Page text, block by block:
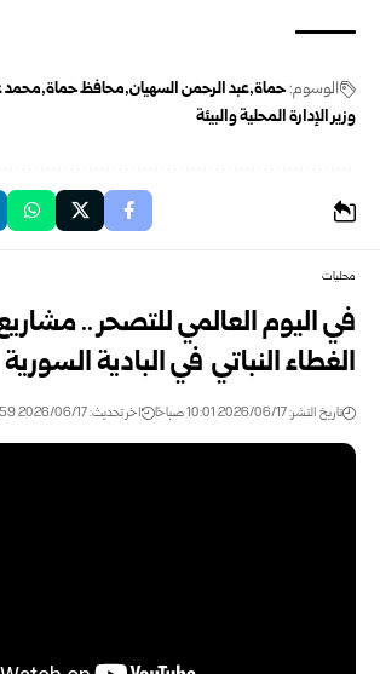
الوسوم:حماة عبد الرحمن السهيان محافظ حماة محمد
وزير الإدارة المحلية والبيئة
محليات
في اليوم العالمي للتصحر ..
الغطاء النباتي في البادية السورية
تاريخ النشر: 2026/06/17 10:01 صباحًا اخر تحديث: 2026/06/17 1:59 مساءً